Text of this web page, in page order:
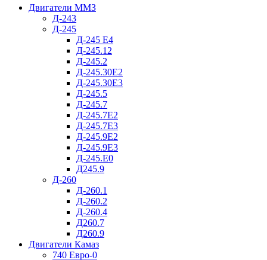
Двигатели ММЗ
Д-243
Д-245
Д-245 Е4
Д-245.12
Д-245.2
Д-245.30Е2
Д-245.30Е3
Д-245.5
Д-245.7
Д-245.7Е2
Д-245.7Е3
Д-245.9Е2
Д-245.9Е3
Д-245.Е0
Д245.9
Д-260
Д-260.1
Д-260.2
Д-260.4
Д260.7
Д260.9
Двигатели Камаз
740 Евро-0